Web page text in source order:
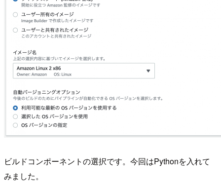
ビルドコンポーネントの選択です。今回はPythonを入れて
みました。